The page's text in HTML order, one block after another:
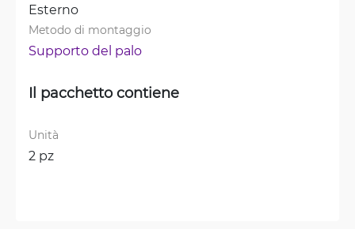
Esterno
Metodo di montaggio
Supporto del palo
Il pacchetto contiene
Unità
2 pz